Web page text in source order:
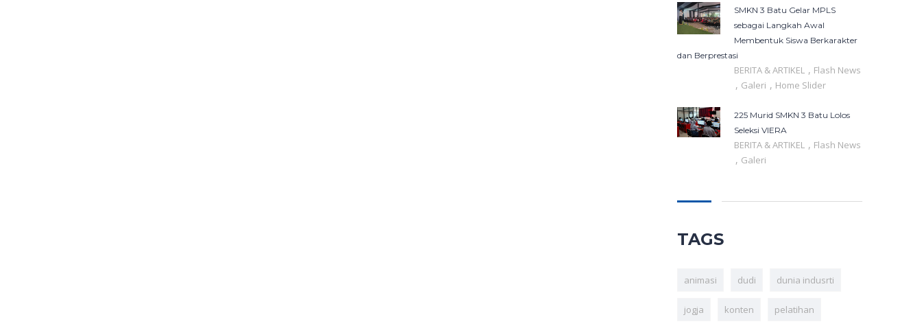
SMKN 3 Batu Gelar MPLS
sebagai Langkah Awal
Membentuk Siswa Berkarakter
dan Berprestasi
BERITA & ARTIKEL , Flash News
, Galeri , Home Slider
225 Murid SMKN 3 Batu Lolos
Seleksi VIERA
BERITA & ARTIKEL , Flash News
, Galeri
TAGS
animasi dudi dunia indusrti
jogja konten pelatihan